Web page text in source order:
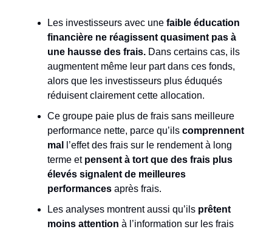
Les investisseurs avec une faible éducation
financière ne réagissent quasiment pas à
une hausse des frais. Dans certains cas, ils
augmentent même leur part dans ces fonds,
alors que les investisseurs plus éduqués
réduisent clairement cette allocation.​
Ce groupe paie plus de frais sans meilleure
performance nette, parce qu’ils comprennent
mal
l’effet des frais sur le rendement à long
terme et pensent à tort que des frais plus
élevés signalent de meilleures
performances après frais.​
Les analyses montrent aussi qu’ils prêtent
moins attention à l’information sur les frais